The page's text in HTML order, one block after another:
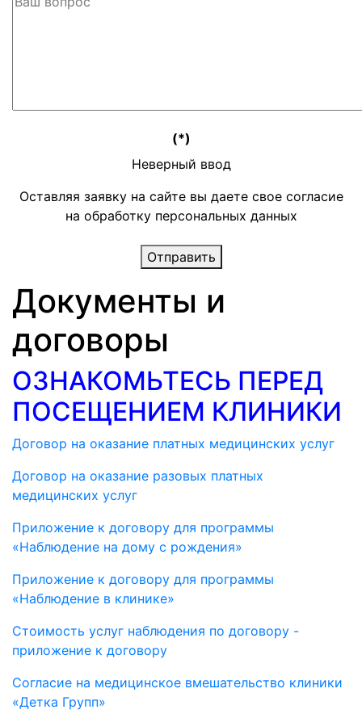
(*)
Неверный ввод
Оставляя заявку на сайте вы даете свое согласие
на обработку персональных данных
Отправить
Документы и
договоры
ОЗНАКОМЬТЕСЬ ПЕРЕД
ПОСЕЩЕНИЕМ КЛИНИКИ
Договор на оказание платных медицинских услуг
Договор на оказание разовых платных
медицинских услуг
Приложение к договору для программы
«Наблюдение на дому с рождения»
Приложение к договору для программы
«Наблюдениe в клинике»
Стоимость услуг наблюдения по договору -
приложение к договору
Согласие на медицинское вмешательство клиники
«Детка Групп»